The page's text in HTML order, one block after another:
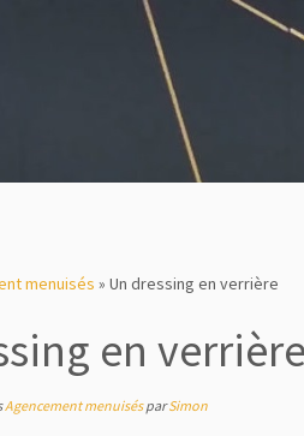
menuisés » Un dressing en verrière
en verrière
Agencement menuisésparSimon